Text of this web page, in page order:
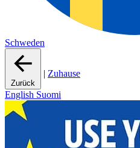
Schweden
Zurück
| Zuhause
English Suomi